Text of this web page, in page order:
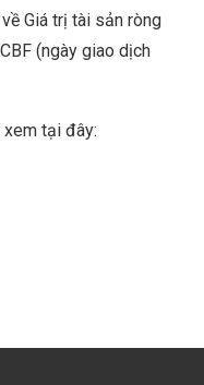
Giá trị tài sản ròng
(ngày giao dịch
xem tại đây: